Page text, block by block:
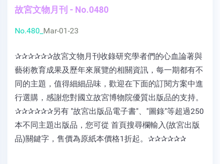
故宮文物月刊 - No.0480
No.480_ Mar-01-23
✰✰✰✰✰✰故宮文物月刊收錄研究學者們的心血論著與
藝術教育成果及歷年來展覽的相關資訊，每一期都有不
同的主題，值得細細品味，歡迎在下面的訂閱方案中進
行選購，感謝您對國立故宮博物院優質出版品的支持。
✰✰✰✰✰✰另有 "故宮出版品電子書"、"圖錄"等超過250
本不同主題出版品，您可從 首頁搜尋欄輸入(故宮出版
品)關鍵字，售價為原紙本價格1折起。✰✰✰✰✰✰